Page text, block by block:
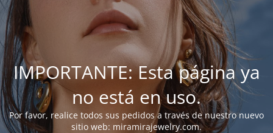
IMPORTANTE: Esta página ya
no está en uso.
Por favor, realice todos sus pedidos a través de nuestro nuevo
sitio web: miramirajewelry.com.